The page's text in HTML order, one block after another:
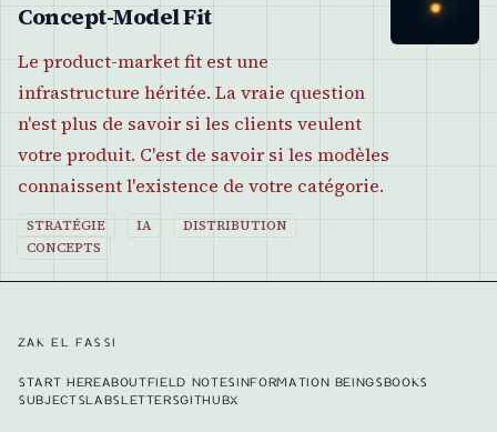
Concept-Model Fit
Le product-market fit est une
infrastructure héritée. La vraie question
n'est plus de savoir si les clients veulent
votre produit. C'est de savoir si les modèles
connaissent l'existence de votre catégorie.
STRATÉGIE IA
DISTRIBUTION
CONCEPTS
ZAK EL FASSI
START HEREABOUT FIELD NOTES INFORMATION BEINGS BOOKS
SUBJECTS LABS LETTERSGITHUBX